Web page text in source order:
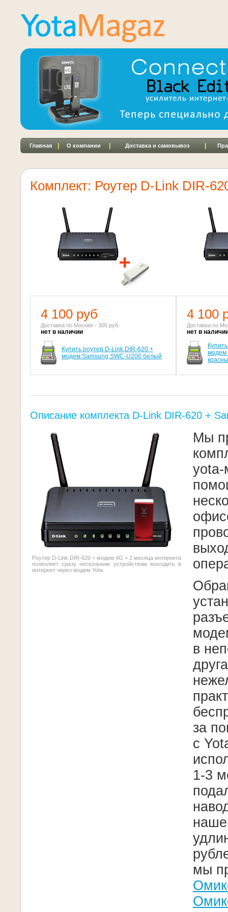
Главная О компании Доставка и самовывоз
Комплект: Роутер D-Link DIR-
4 100 руб
Доставка по Москве - 300 руб.
нет в наличии
Купить роутер D-Link DIR-620 +
модем Samsung SWC-U200 белый
4 100
Доставка по
нет в
модем
Описание комплекта D-Link DIR-620 +
Роутер D-Link DIR-620 + модем 4G + 2 месяца интернета
позволяет сразу нескольким устройствам выходить в
интернет через модем Yota.
Мы
в
за
с
1-3
мы